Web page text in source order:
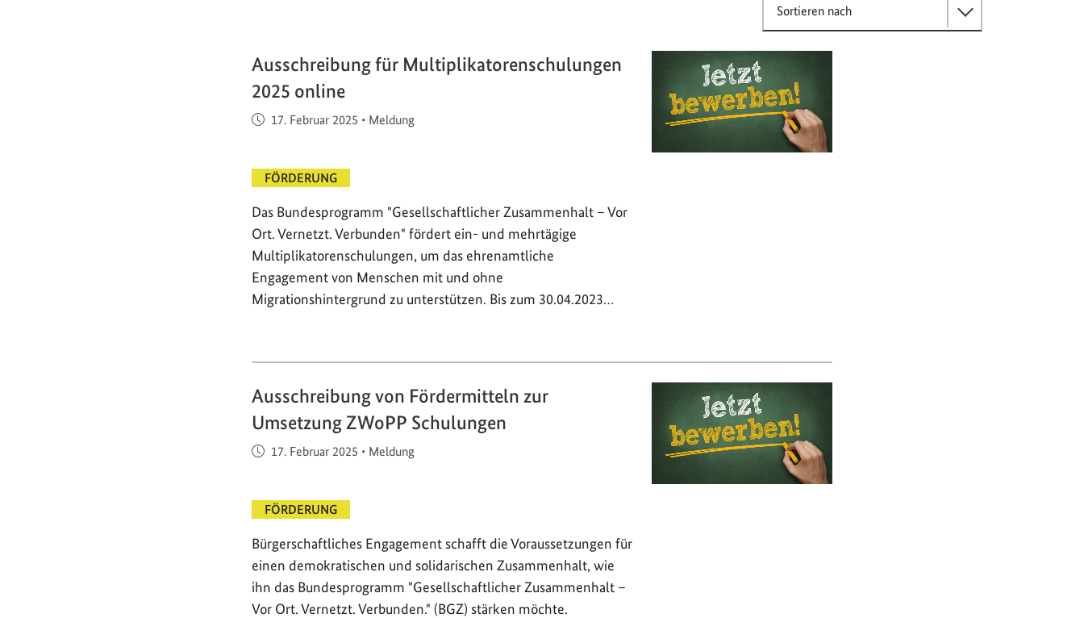
Sortieren nach
Ausschreibung für Multiplikatorenschulungen
2025 online
Veröffentlicht am
17. Februar 2025 • Meldung
FÖRDERUNG
Das Bundesprogramm "Gesellschaftlicher Zusammenhalt – Vor
Ort. Vernetzt. Verbunden" fördert ein- und mehrtägige
Multiplikatorenschulungen, um das ehrenamtliche
Engagement von Menschen mit und ohne
Migrationshintergrund zu unterstützen. Bis zum 30.04.2023…
Ausschreibung von Fördermitteln zur
Umsetzung ZWoPP Schulungen
Veröffentlicht am
17. Februar 2025 • Meldung
FÖRDERUNG
Bürgerschaftliches Engagement schafft die Voraussetzungen für
einen demokratischen und solidarischen Zusammenhalt, wie
ihn das Bundesprogramm "Gesellschaftlicher Zusammenhalt –
Vor Ort. Vernetzt. Verbunden." (BGZ) stärken möchte.